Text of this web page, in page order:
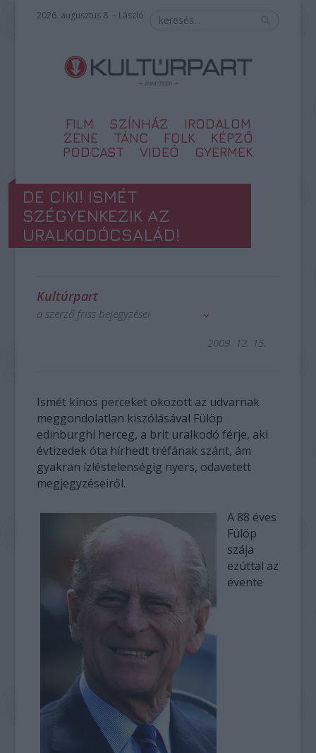
2026. augusztus 8. – László
FILM SZÍNHÁZ
IRODALOM
ZENE
TÁNC FOLK
KÉPZŐ
PODCAST
VIDEÓ GYERMEK
DE CIKI! ISMÉT
SZÉGYENKEZIK AZ
URALKODÓCSALÁD!
Kultúrpart
a szerző friss bejegyzései
2009. 12. 15.
Ismét kínos perceket okozott az udvarnak
meggondolatlan kiszólásával Fülöp
edinburghi herceg, a brit uralkodó férje, aki
évtizedek óta hírhedt tréfának szánt, ám
gyakran ízléstelenségig nyers, odavetett
megjegyzéseiről.
A 88 éves
Fülöp
szája
ezúttal az
évente